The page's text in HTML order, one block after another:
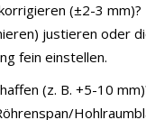
(±2-3 mm)?
justieren oder
fein einstellen.
(z. B. +5-10